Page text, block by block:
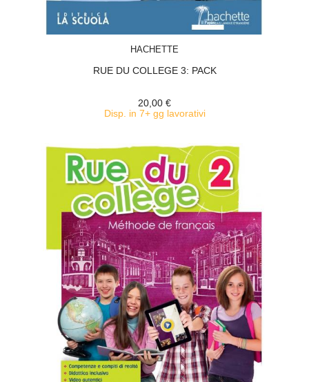
HACHETTE
RUE DU COLLEGE 3: PACK
20,00 €
Disp. in 7+ gg lavorativi